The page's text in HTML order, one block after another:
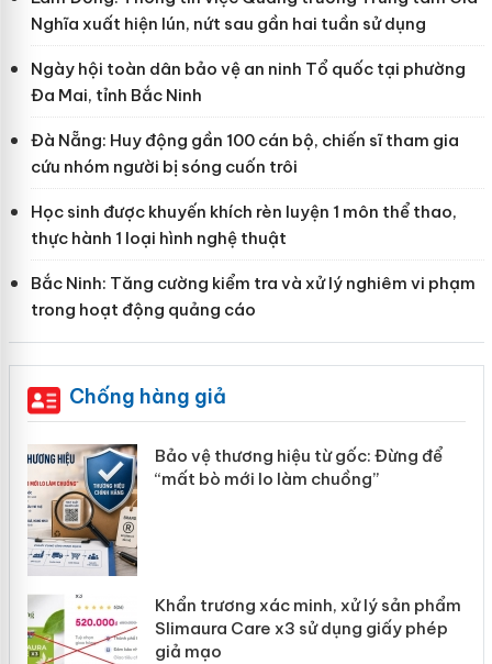
Nghĩa xuất hiện lún, nứt sau gần hai tuần sử dụng
Ngày hội toàn dân bảo vệ an ninh Tổ quốc tại phường
Đa Mai, tỉnh Bắc Ninh
Đà Nẵng: Huy động gần 100 cán bộ, chiến sĩ tham gia
cứu nhóm người bị sóng cuốn trôi
Học sinh được khuyến khích rèn luyện 1 môn thể thao,
thực hành 1 loại hình nghệ thuật
Bắc Ninh: Tăng cường kiểm tra và xử lý nghiêm vi phạm
trong hoạt động quảng cáo
Chống hàng giả
Bảo vệ thương hiệu từ gốc: Đừng để
“mất bò mới lo làm chuồng”
Khẩn trương xác minh, xử lý sản phẩm
Slimaura Care x3 sử dụng giấy phép
giả mạo